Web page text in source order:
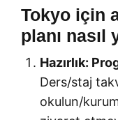
Tokyo için
planı nasıl
Hazırlık:
Ders/staj
okulun/